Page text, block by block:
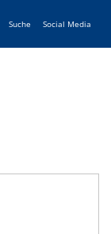
Suche Social Media